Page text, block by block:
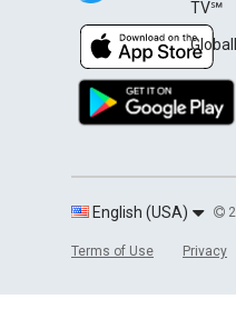
TV℠
English (USA)
Terms of Use Privacy